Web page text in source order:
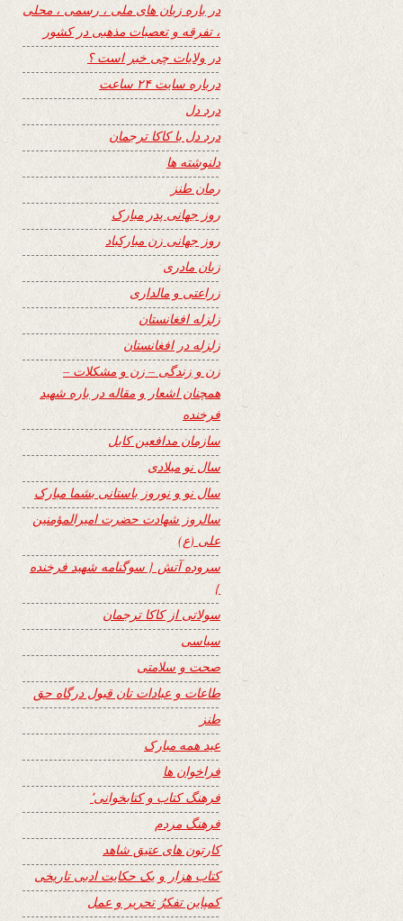
در باره زبان های ملی ، رسمی ، محلی
، تفرقه و تعصبات مذهبی در کشور
در ولایات چی خبر است ؟
درباره سایت ۲۴ ساعت
درد دل
درد دل با کاکا ترجمان
دلنوشته ها
رمان طنز
روز جهانی پدر مبارک
روز جهانی زن مبارکباد
زبان مادری
زراعتی و مالداری
زلزله افغانستان
زلزله در افغانستان
زن و زندگی – زن و مشکلات –
همچنان اشعار و مقاله در باره شهید
فرخنده
سازمان مدافعین کابل
سال نو میلادی
سال نو و نوروز باستانی بشما مبارک
سالروز شهادت حضرت امیرالمؤمنین
علی (ع)
سروده آتش { سوگنامه شهید فرخنده
}
سولاتی از کاکا ترجمان
سیاسی
صحت و سلامتی
طاعات و عبادات تان قبول درگاه حق
طنز
عید همه مبارک
فراخوان ها
فرهنگ کتاب و کتابخوانی٬
فرهنگ مردم
کارتون های عتیق شاهد
کتاب هزار و یک حکایت ادبی تاریخی
کمپاین تفکرُ تحریر و عمل